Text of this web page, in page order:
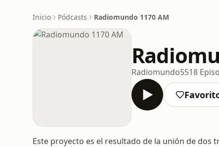
Inicio Pódcasts Radiomundo 1170 AM
Radiomundo5518
Este proyecto es el resultado de la unión de dos